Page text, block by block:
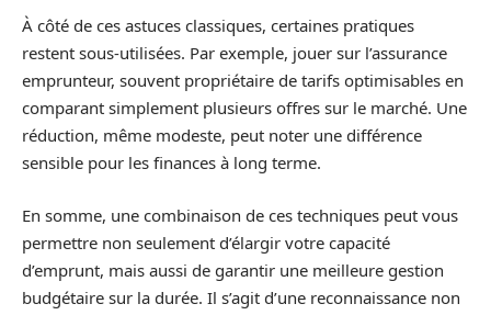
À côté de ces astuces classiques, certaines pratiques
restent sous-utilisées. Par exemple, jouer sur l’assurance
emprunteur, souvent propriétaire de tarifs optimisables en
comparant simplement plusieurs offres sur le marché. Une
réduction, même modeste, peut noter une différence
sensible pour les finances à long terme.
En somme, une combinaison de ces techniques peut vous
permettre non seulement d’élargir votre capacité
d’emprunt, mais aussi de garantir une meilleure gestion
budgétaire sur la durée. Il s’agit d’une reconnaissance non